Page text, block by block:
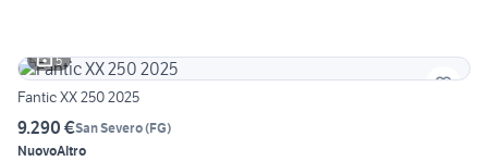
5
Fantic XX 250 2025
9.290 €San Severo(FG)
NuovoAltro